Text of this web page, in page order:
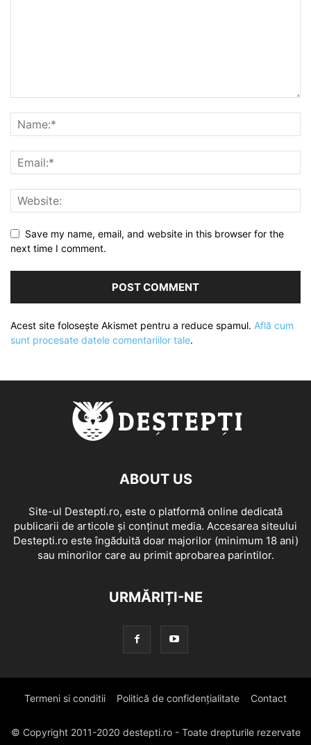
Save my name, email, and website in this browser for the
next time I comment.
Acest site folosește Akismet pentru a reduce spamul. Află cum
sunt procesate datele comentariilor tale.
ABOUT US
Site-ul Destepti.ro, este o platformă online dedicată
publicarii de articole și conținut media. Accesarea siteului
Destepti.ro este îngăduită doar majorilor (minimum 18 ani)
sau minorilor care au primit aprobarea parintilor.
URMĂRIȚI-NE
Termeni si conditii Politică de confidențialitate Contact
© Copyright 2011-2020 destepti.ro - Toate drepturile rezervate